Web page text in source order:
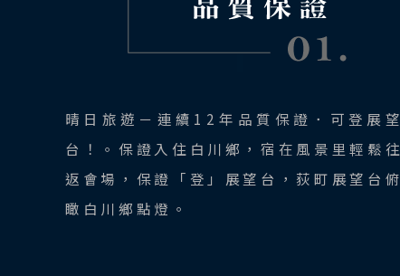
晴日旅遊－連續12年品質保證．可登展望
台！。保證入住白川鄉，宿在風景里輕鬆往
返會場，保證「登」展望台，荻町展望台俯
瞰白川鄉點燈。